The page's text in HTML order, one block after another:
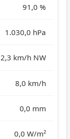
91,0 %
1.030,0 hPa
2,3 km/h NW
8,0 km/h
0,0 mm
0,0 W/m²